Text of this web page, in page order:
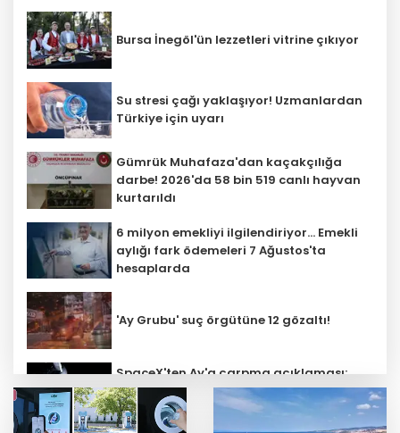
Bursa İnegöl'ün lezzetleri vitrine çıkıyor
Su stresi çağı yaklaşıyor! Uzmanlardan
Türkiye için uyarı
Gümrük Muhafaza'dan kaçakçılığa
darbe! 2026'da 58 bin 519 canlı hayvan
kurtarıldı
6 milyon emekliyi ilgilendiriyor... Emekli
aylığı fark ödemeleri 7 Ağustos'ta
hesaplarda
'Ay Grubu' suç örgütüne 12 gözaltı!
SpaceX'ten Ay'a çarpma açıklaması:
Sorumlu uzay operasyonları için
çalışıyoruz